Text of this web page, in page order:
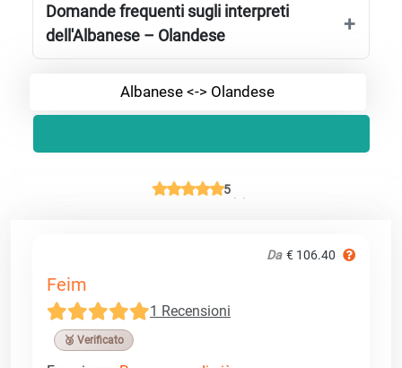
Domande frequenti sugli interpreti
dell'Albanese – Olandese
Albanese <-> Olandese
5
Da € 106.40
Feim
1 Recensioni
🥉 Verificato